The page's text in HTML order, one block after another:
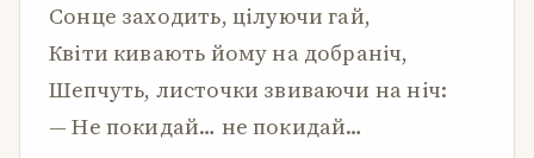
Сонце заходить, цілуючи гай,
Квіти кивають йому на добраніч,
Шепчуть, листочки звиваючи на ніч:
— Не покидай… не покидай…